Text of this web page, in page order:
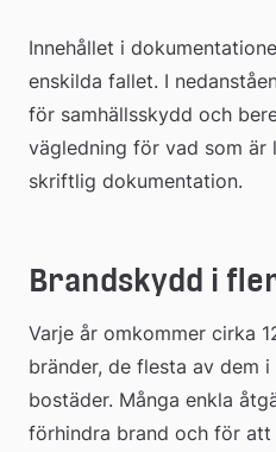
Innehållet i
enskilda fallet. I
för samhällsskydd och
vägledning för vad som
skriftlig dokumentation.
Brandskydd i
Varje år omkommer cirka
bränder, de flesta av dem
bostäder. Många enkla
förhindra brand och för att